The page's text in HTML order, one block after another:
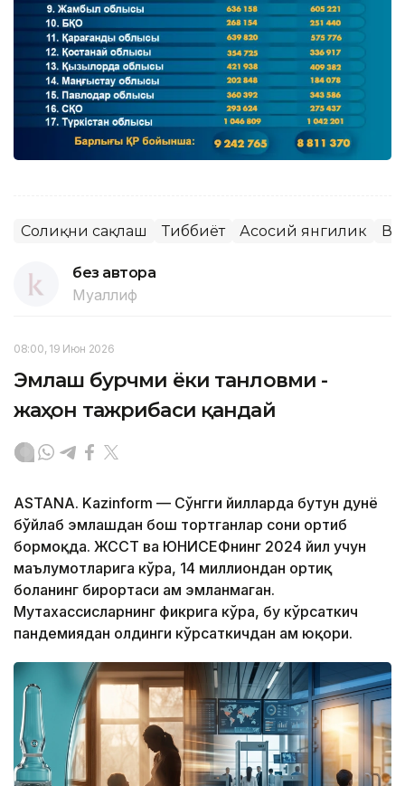
Соғлиқни сақлаш Тиббиёт Асосий янгилик
без автора
Муаллиф
08:00, 19 Июн 2026
Эмлаш бурчми ёки танловми -
жаҳон тажрибаси қандай
ASTANA. Kazinform — Сўнгги йилларда бутун дунё
бўйлаб эмлашдан бош тортганлар сони ортиб
бормоқда. ЖССТ ва ЮНИCЕФнинг 2024 йил учун
маълумотларига кўра, 14 миллиондан ортиқ
боланинг бирортаси ҳам эмланмаган.
Мутахассисларнинг фикрига кўра, бу кўрсаткич
пандемиядан олдинги кўрсаткичдан ҳам юқори.